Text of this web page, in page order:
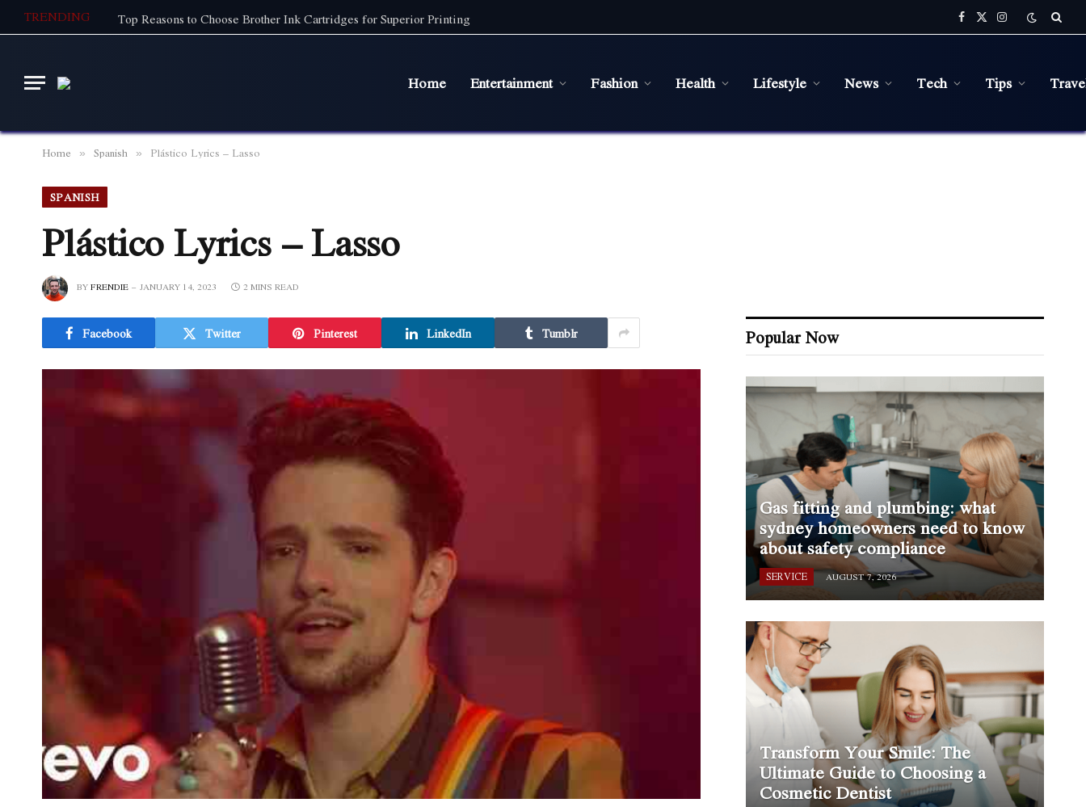
TRENDING Top Reasons to Choose Brother Ink Cartridges for Superior Printing Facebook
X
(Twitter)
Instagram
Home Entertainment Fashion Health Lifestyle News Tech Tips
Home » Spanish » Plástico Lyrics – Lasso
SPANISH
Plástico Lyrics – Lasso
BYFRENDIE JANUARY 14, 2023 2 MINS READ
Facebook Twitter Pinterest LinkedIn Tumblr Popular Now
Gas fitting and plumbing: what
sydney homeowners need to know
about safety compliance
SERVICE AUGUST 7, 2026
Transform Your Smile: The
Ultimate Guide to Choosing a
Cosmetic Dentist